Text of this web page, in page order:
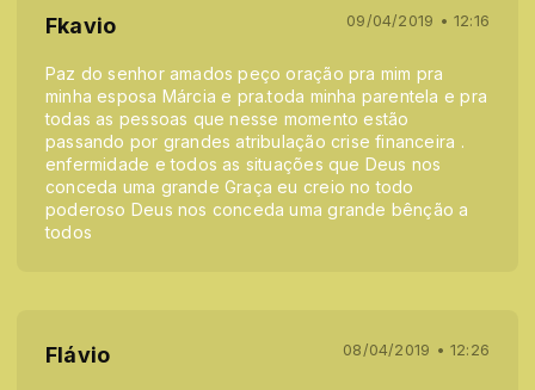
Fkavio 09/04/2019 • 12:16
Paz do senhor amados peço oração pra mim pra
minha esposa Márcia e pra.toda minha parentela e pra
todas as pessoas que nesse momento estão
passando por grandes atribulação crise financeira .
enfermidade e todos as situações que Deus nos
conceda uma grande Graça eu creio no todo
poderoso Deus nos conceda uma grande bênção a
todos
Flávio 08/04/2019 • 12:26